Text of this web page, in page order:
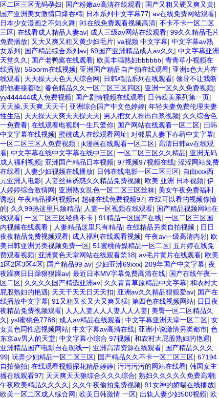
区二区三区无码孕妇| 国产粉嫩av高清在线观看| 国产又粗又硬又爽又黄|
国产亚洲美女激情口爆吞精| 日本系列中文字幕77| av在线免费网站观看|
日本少女漫画之不知火舞| 91在线免费观看视频高清| 不卡不卡一区二区
三区| 在线看成人精品人妻av| 成人三级av网站在线观看| 99久久精品毛片
免费播放| 又大又爽又粗又黄少妇毛片| va视频 中文字幕| 中文字幕av熟
女系列 | 国产精品综合系列av| 69国产亚洲精品成人av久久| 中文字幕亚洲
天堂久久| 国产老鸭窝在线观看| 欧美丰满熟妇bbbbbb| 青青草小视频在
线播放| 56porm在线视频| 亚洲国产精品自产拍在线观看| 亚洲s色大片在
线观看| 天天操天天色天天综合网| 日韩精品系列在线观看| 领导不让我断
奶他要接着吃| 春色精品久久一区二区三区四区| 亚洲一区久久免费视频|
yy444444成人免费视频| 国产剧情视频在线观看| 日韩欧美系列第一页|
天天操,天天爽,天天干| 亚洲综合国产中文色婷婷| 年轻夫妻免费伦理夫妻
性生活| 天天操天天爽天天操天天| 男人把女人操出白浆视频| 久久综合色
一免费看| 在线观看电视剧一生只爱你| 国产网站在线观看一区二区| 曰韩
中文字幕在线视频| 蜜桃成人在线观看网址| 对邻居人妻下春药中文字幕|
一区二区三区人免费视频 | jk漫画在线观看一区二区| 高清日韩av在线观
看| 中文字幕在线中文字幕在线中三区| 一区二区三区久久精品| 亚洲无码
成人福利视频| 亚洲国产精品日本视频| 97视频97视频在线| 涩涩网站免费
在线看| 人妻少妇视频在线播放| 日韩在线电影一区二区三区| 自由xxx西
元亚洲人电影| 人妻丝袜诱惑久久精品免费视频| 欧美 亚洲 日本视频| 伊
人婷婷综合激情网| 亚洲熟女乱色一区二区三区丝袜| 美女午夜免费福利
诱惑| 午夜精品福利视频tv| 超碰在线免费视频97| 在线可以看的视频你懂
的| 久久99热这里只频精品| 人妻一区视频在线观看| 国产精品视频网站在
线观看| 一区二区三区经典不卡 | 91精品一区国产在线| 一区二区三区国
内视频在线观看 | 人妻精品这里只有精品| 在线精品另类自拍视频 | 日日
夜夜精品免费视频观看| 成人福利在线观看视频| 午夜av一级高清内射| 欧
美日韩亚洲另类视频免费一区| 51蜜桃传媒精品一区二区| 五月婷在线免
费观看视频| 亚洲黄色天堂网站在线观看禁18| av毛片黄片在线观看| 欧美
1区2区3区4区| 国产精品99 av| 少妇亚洲69xxx| 209年国产中文字幕| 夜
夜躁爽日日躁狠狠躁av| 最近日本MV字幕免费高清在线| 国产在线午夜一
区二区| 久久久久国产精选亚洲av| 久久青青草原精品中文字幕| 和农村大
屁股熟妇的艳遇| 天天干天天日天天扣| 亚洲av久久精品狠狠爱av| 国产在
线播放中文字幕| 91又粗又长又大又爽又猛| 第四色在线视频网站| 日日夜
夜精品免费视频观看| 人人人妻人人人妻人人人妻| 美臀一区二区精品久
久| ysl蜜桃色7788| 成人av精品在线观看| 中文字幕亚洲天堂一区二区| 女
女黄色同性恋视频网站| 中文字幕av高清在线| 亚洲小说激情另类都市| 色
东京av男人的天堂| 中文字幕小综合 97视频| 和农村大屁股熟妇的艳遇|
亚洲精品国产电影自在现线一| 亚洲高清资源在线观看| 国产精品久久久
99| 玩弄少妇精品一区二区三区| 国产精品久久不卡一区二区三区| 67194
自拍偷拍| 在线观看视频探花精品婷婷| 污污污污的网站在线看| 韩国女主
播在线观看97| 天天爽天天狠综合久久久综合| 熟妇久久久久久免费高潮|
午夜欧美精品久久久久| 久久午夜偷拍免费视频| 91女神的娇喘在线播放|
欧美一区二区成人综合网| 欧美日韩激情 一区| 出轨人妻少妇500视频| 欧